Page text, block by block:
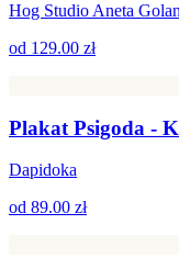
Hog Studio Aneta Golan
od 129.00 zł
Plakat Psigoda -
Dapidoka
od 89.00 zł